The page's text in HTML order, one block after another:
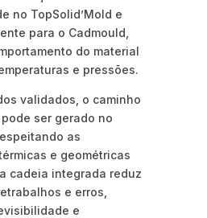
no TopSolid’Mold e
para o Cadmould,
do material
e pressões.
validados, o caminho
ser gerado no
as
e geométricas
cadeia integrada reduz
e erros,
e